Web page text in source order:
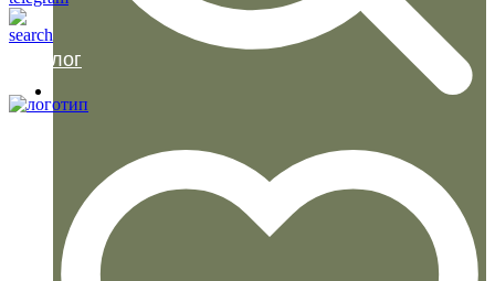
Каталог